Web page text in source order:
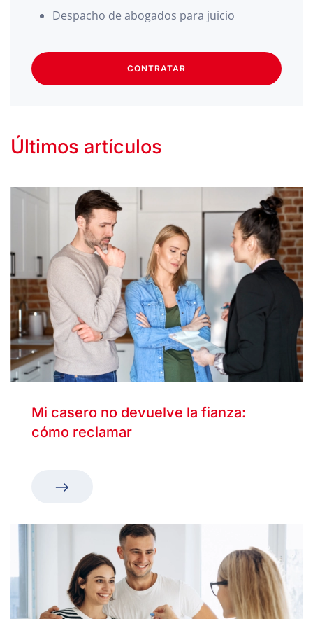
Despacho de abogados para juicio
CONTRATAR
Últimos artículos
Mi casero no devuelve la fianza:
cómo reclamar